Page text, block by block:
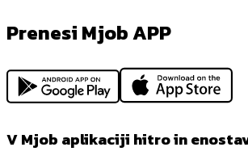
Prenesi Mjob APP
V Mjob aplikaciji hitro in